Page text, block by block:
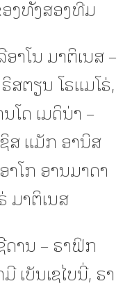
ງທັງສອງທີມ
າໂນ ມາຕິເນສ –
ຕຽນ ໂຣແມໂຣ່,
ໂດ ເມດິນ່າ –
ສ ແມັກ ອານິສ
າໂກ ອານມາດາ
ມາຕິເນສ
ດານ – ຣາຟິກ
ເບັນເຊໄບນີ່, ຣາ